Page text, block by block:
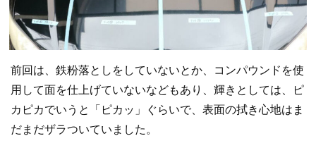
前回は、鉄粉落としをしていないとか、コンパウンドを使
用して面を仕上げていないなどもあり、輝きとしては、ピ
カピカでいうと「ピカッ」ぐらいで、表面の拭き心地はま
だまだザラついていました。